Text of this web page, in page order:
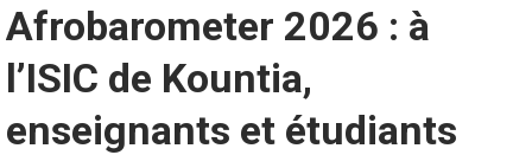
Afrobarometer 2026 : à
l’ISIC de Kountia,
enseignants et étudiants